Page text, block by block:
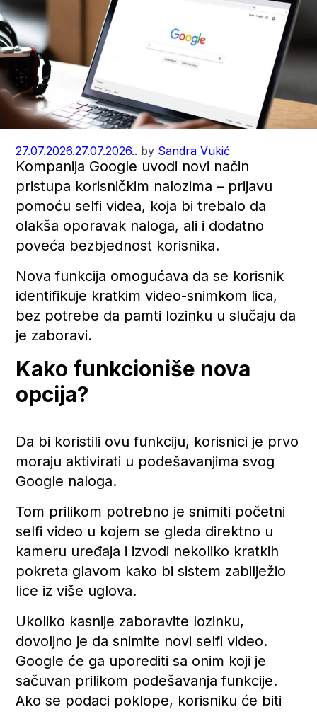
27.07.2026.27.07.2026.. by Sandra Vukić
Kompanija Google uvodi novi način
pristupa korisničkim nalozima – prijavu
pomoću selfi videa, koja bi trebalo da
olakša oporavak naloga, ali i dodatno
poveća bezbjednost korisnika.
Nova funkcija omogućava da se korisnik
identifikuje kratkim video-snimkom lica,
bez potrebe da pamti lozinku u slučaju da
je zaboravi.
Kako funkcioniše nova
opcija?
Da bi koristili ovu funkciju, korisnici je prvo
moraju aktivirati u podešavanjima svog
Google naloga.
Tom prilikom potrebno je snimiti početni
selfi video u kojem se gleda direktno u
kameru uređaja i izvodi nekoliko kratkih
pokreta glavom kako bi sistem zabilježio
lice iz više uglova.
Ukoliko kasnije zaboravite lozinku,
dovoljno je da snimite novi selfi video.
Google će ga uporediti sa onim koji je
sačuvan prilikom podešavanja funkcije.
Ako se podaci poklope, korisniku će biti